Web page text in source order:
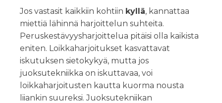
Jos vastasit kaikkiin kohtiin kyllä, kannattaa
miettiä lähinnä harjoittelun suhteita.
Peruskestävyysharjoittelua pitäisi olla kaikista
eniten. Loikkaharjoitukset kasvattavat
iskutuksen sietokykyä, mutta jos
juoksutekniikka on iskuttavaa, voi
loikkaharjoitusten kautta kuorma nousta
liiankin suureksi. Juoksutekniikan